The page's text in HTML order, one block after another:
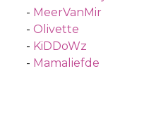
- MeerVanMir
- Olivette
- KiDDoWz
- Mamaliefde